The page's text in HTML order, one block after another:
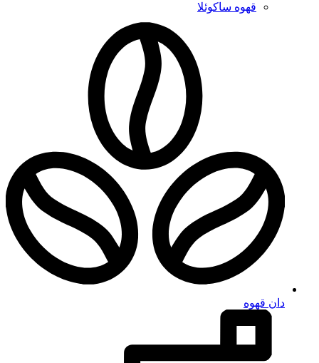
قهوه ساکوئلا
دان قهوه